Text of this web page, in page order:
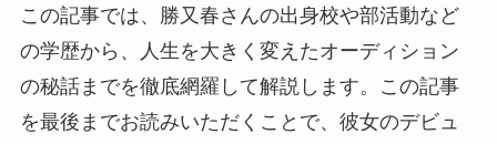
この記事では、勝又春さんの出身校や部活動など
の学歴から、人生を大きく変えたオーディション
の秘話までを徹底網羅して解説します。この記事
を最後までお読みいただくことで、彼女のデビュ